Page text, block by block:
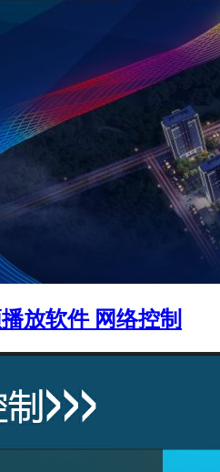
放软件 网络控制